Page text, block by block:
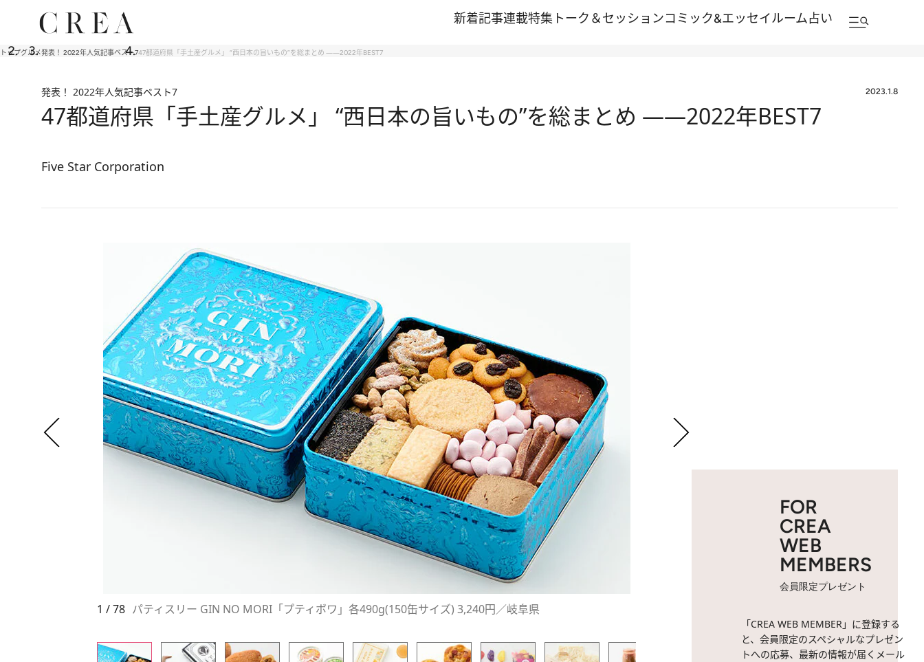
新着記事連載特集 トーク＆セッションコミック&エッセイルーム占い
トップグルメ発表！ 2022年人気記事ベスト747都道府県「手土産グルメ」 “西日本の旨いもの”を総まとめ ――2022年BEST7
発表！ 2022年人気記事ベスト7 2023.1.8
47都道府県「手土産グルメ」 “西日本の旨いもの”を総まとめ ――2022年BEST7
Five Star Corporation
1 / 78 パティスリー GIN NO MORI「プティボワ」各490g(150缶サイズ) 3,240円／岐阜県
FOR
CREA
WEB
MEMBERS
会員限定プレゼント
「CREA WEB MEMBER」に登録する
と、会員限定のスペシャルなプレゼン
トへの応募、最新の情報が届くメール